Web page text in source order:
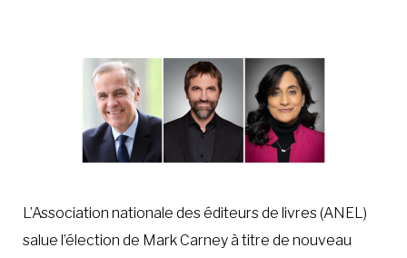
L’Association nationale des éditeurs de livres (ANEL)
salue l’élection de Mark Carney à titre de nouveau